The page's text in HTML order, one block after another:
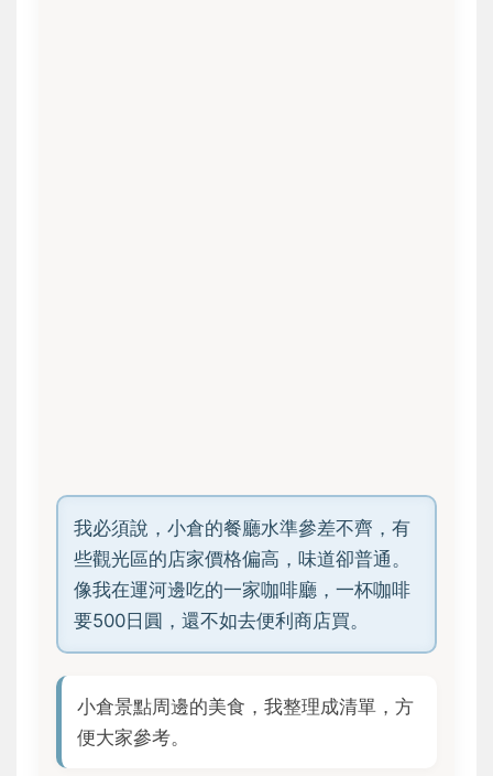
我必須說，小倉的餐廳水準參差不齊，有
些觀光區的店家價格偏高，味道卻普通。
像我在運河邊吃的一家咖啡廳，一杯咖啡
要500日圓，還不如去便利商店買。
小倉景點周邊的美食，我整理成清單，方
便大家參考。